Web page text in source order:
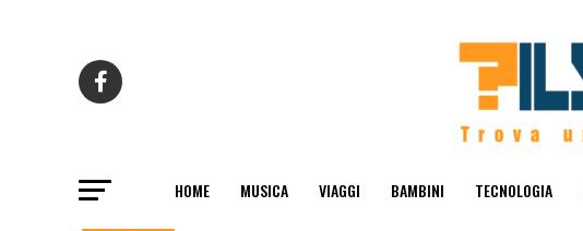
HOME MUSICA VIAGGI BAMBINI TECNOLOGIA